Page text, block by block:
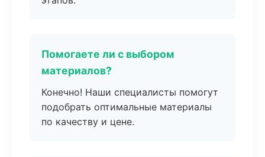
Помогаете ли с выбором
материалов?
Конечно! Наши специалисты помогут
подобрать оптимальные материалы
по качеству и цене.